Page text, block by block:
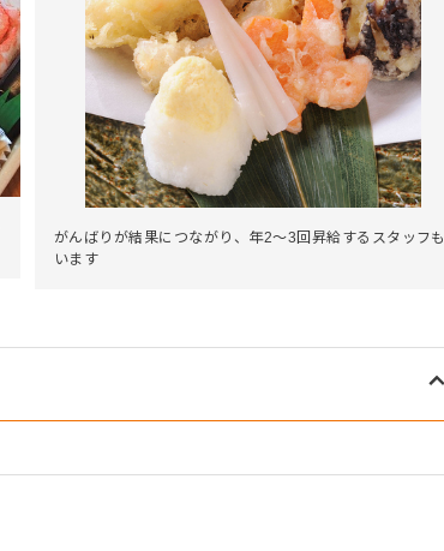
がんばりが結果につながり、年2～3回昇給するスタッフも
います